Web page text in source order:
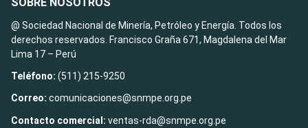
@ Sociedad Nacional de Minería, Petróleo y Energía. Todos los
derechos reservados. Francisco Graña 671, Magdalena del Mar
Lima 17 – Perú
Teléfono: (511) 215-9250
Correo: comunicaciones@snmpe.org.pe
Contacto comercial: ventas-rda@snmpe.org.pe